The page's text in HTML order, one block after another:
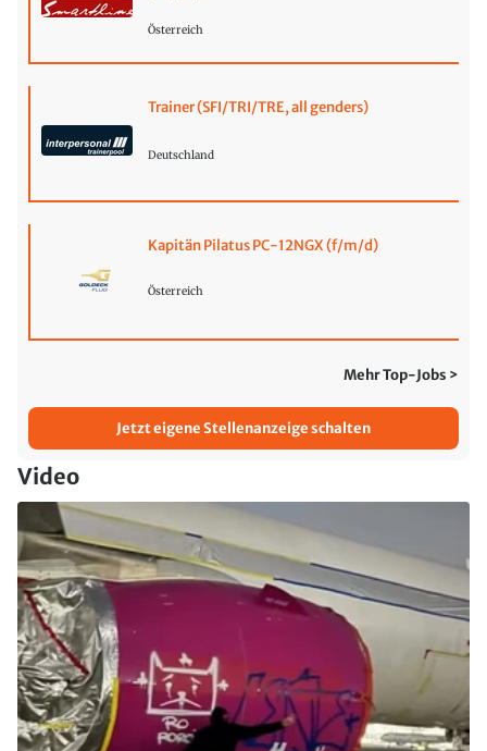
Österreich
Trainer (SFI/TRI/TRE, all genders)
Deutschland
Kapitän Pilatus PC-12NGX (f/m/d)
Österreich
Mehr Top-Jobs >
Jetzt eigene Stellenanzeige schalten
Video